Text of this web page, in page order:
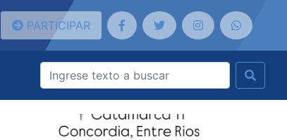
PARTICIPAR